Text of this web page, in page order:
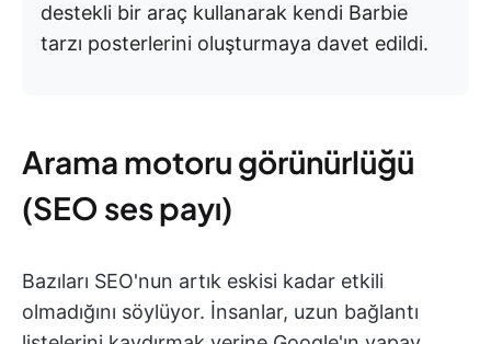
destekli bir araç kullanarak kendi Barbie
tarzı posterlerini oluşturmaya davet edildi.
Arama motoru görünürlüğü
(SEO ses payı)
Bazıları SEO'nun artık eskisi kadar etkili
olmadığını söylüyor. İnsanlar, uzun bağlantı